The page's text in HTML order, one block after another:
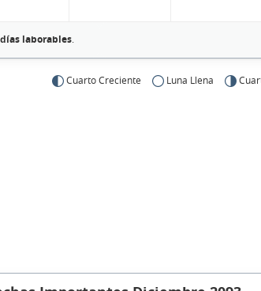
laborables.
Cuarto Creciente Luna Llena